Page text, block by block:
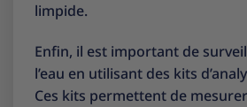
limpide.
Enfin, il est important de
l’eau en utilisant des kits
Ces kits permettent de